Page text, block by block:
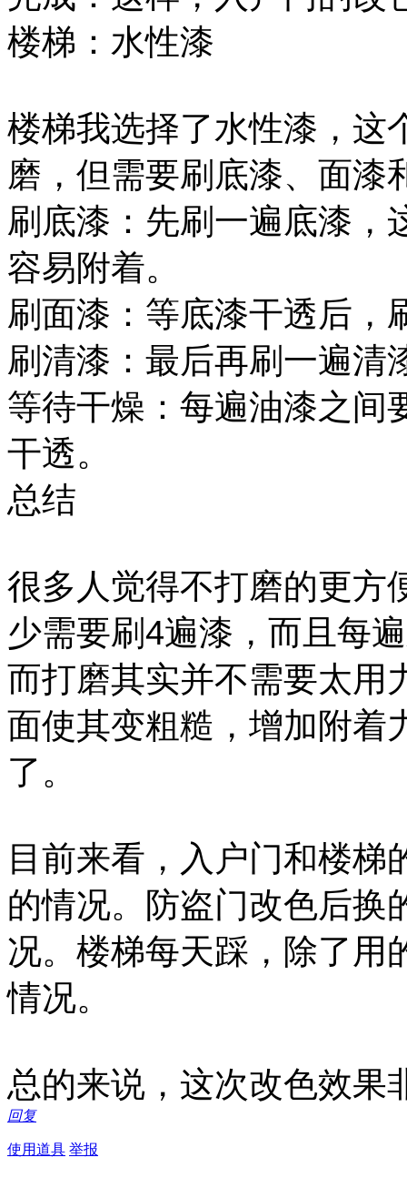
楼梯：水性漆
楼梯我选择了水性漆，这
磨，但需要刷底漆、面漆
刷底漆：先刷一遍底漆，
容易附着。
刷面漆：等底漆干透后，
刷清漆：最后再刷一遍清
等待干燥：每遍油漆之间
干透。
总结
很多人觉得不打磨的更方
少需要刷4遍漆，而且每
而打磨其实并不需要太用
面使其变粗糙，增加附着
了。
目前来看，入户门和楼梯
的情况。防盗门改色后换
况。楼梯每天踩，除了用
情况。
总的来说，这次改色效果
回复
使用道具 举报